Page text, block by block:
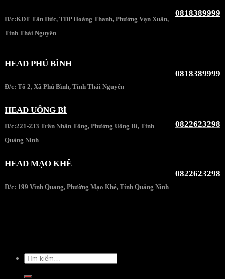
Đ/c:KĐT Tấn Đức, TDP Hoàng Thanh, Phường Vạn Xuân,
Tỉnh Thái Nguyên
0818389999
HEAD PHÚ BÌNH
Đ/c: Tổ 2, Xã Phú Bình, Tỉnh Thái Nguyên
0818389999
HEAD UÔNG BÍ
Đ/c:221-233 Trần Nhân Tông, Phường Uông Bí, Tỉnh
Quảng Ninh
0822623298
HEAD MẠO KHÊ
Đ/c: 199 Vĩnh Quang, Phường Mạo Khê, Tỉnh Quảng Ninh
0822623298
Tìm
kiếm: